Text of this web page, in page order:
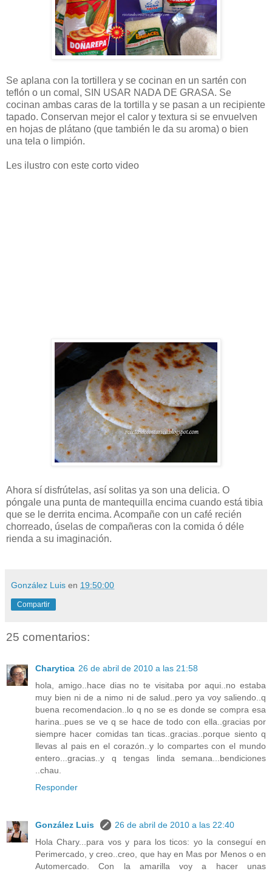
Se aplana con la tortillera y se cocinan en un sartén con
teflón o un comal, SIN USAR NADA DE GRASA. Se
cocinan ambas caras de la tortilla y se pasan a un recipiente
tapado. Conservan mejor el calor y textura si se envuelven
en hojas de plátano (que también le da su aroma) o bien
una tela o limpión.
Les ilustro con este corto video
Ahora sí disfrútelas, así solitas ya son una delicia. O
póngale una punta de mantequilla encima cuando está tibia
que se le derrita encima. Acompañe con un café recién
chorreado, úselas de compañeras con la comida ó déle
rienda a su imaginación.
González Luis en 19:50:00
Compartir
25 comentarios:
Charytica 26 de abril de 2010 a las 21:58
hola, amigo..hace dias no te visitaba por aqui..no estaba
muy bien ni de a nimo ni de salud..pero ya voy saliendo..q
buena recomendacion..lo q no se es donde se compra esa
harina..pues se ve q se hace de todo con ella..gracias por
siempre hacer comidas tan ticas..gracias..porque siento q
llevas al pais en el corazón..y lo compartes con el mundo
entero...gracias..y q tengas linda semana...bendiciones
..chau.
Responder
González Luis
26 de abril de 2010 a las 22:40
Hola Chary...para vos y para los ticos: yo la conseguí en
Perimercado, y creo..creo, que hay en Mas por Menos o en
Automercado. Con la amarilla voy a hacer unas